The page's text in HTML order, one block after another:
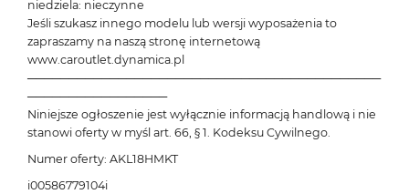
niedziela: nieczynne
Jeśli szukasz innego modelu lub wersji wyposażenia to
zapraszamy na naszą stronę internetową
www.caroutlet.dynamica.pl
───────────────────────────────────────────
─────────────────
Niniejsze ogłoszenie jest wyłącznie informacją handlową i nie
stanowi oferty w myśl art. 66, § 1. Kodeksu Cywilnego.
Numer oferty: AKL18HMKT
i00586779104i